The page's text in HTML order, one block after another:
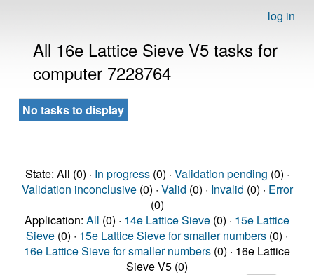
log in
All 16e Lattice Sieve V5 tasks for
computer 7228764
No tasks to display
State: All (0) · In progress(0) · Validation pending (0) ·
Validation inconclusive(0) · Valid (0) · Invalid (0) · Error
(0)
Application: All (0) · 14e Lattice Sieve (0) · 15e Lattice
Sieve (0) · 15e Lattice Sieve for smaller numbers (0) ·
16e Lattice Sieve for smaller numbers (0) · 16e Lattice
Sieve V5 (0)